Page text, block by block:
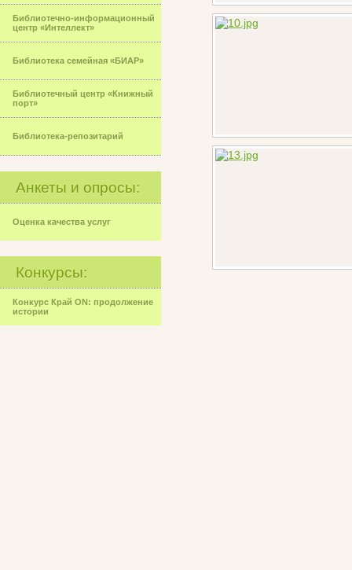
Библиотечно-информационный
центр «Интеллект»
Библиотека семейная «БИАР»
Библиотечный центр «Книжный
порт»
Библиотека-репозитарий
Анкеты и опросы:
Оценка качества услуг
Конкурсы:
Конкурс Край ON: продолжение
истории